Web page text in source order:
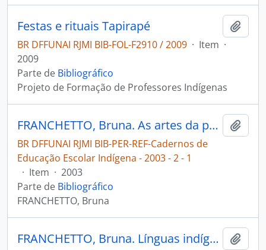
Festas e rituais Tapirapé
BR DFFUNAI RJMI BIB-FOL-F2910 / 2009 · Item ·
2009
Parte de Bibliográfico
Projeto de Formação de Professores Indígenas
FRANCHETTO, Bruna. As artes da palavra [Cadernos de Educação Escolar Indígena]
BR DFFUNAI RJMI BIB-PER-REF-Cadernos de
Educação Escolar Indígena - 2003 - 2 - 1
· Item · 2003
Parte de Bibliográfico
FRANCHETTO, Bruna
FRANCHETTO, Bruna. Línguas indígenas e comprometimento lingüístico no Brasil - situação, necessidades e soluções [Cadernos de Educação Escolar Indígena]